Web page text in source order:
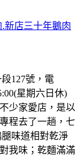
.新店三十年鵝肉
127號，電
星期六日休)
少家愛店，是以
程去了一趟，七
味道相對乾淨
我味；乾麵滿滿